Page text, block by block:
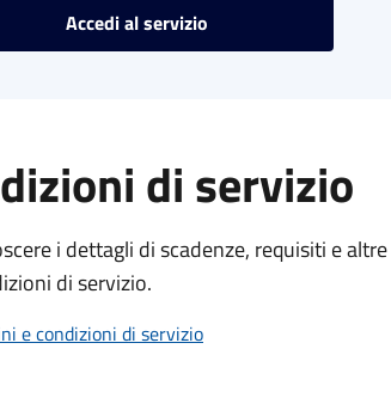
Accedi al servizio
di servizio
i dettagli di scadenze, requisiti e
di servizio.
e condizioni di servizio